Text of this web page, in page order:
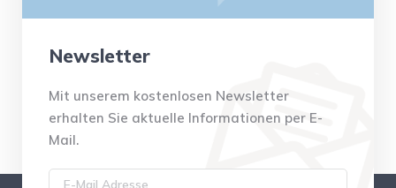
Newsletter
Mit unserem kostenlosen Newsletter
erhalten Sie aktuelle Informationen per E-
Mail.